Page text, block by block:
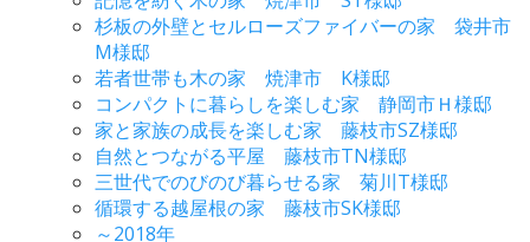
杉板の外壁とセルローズファイバーの家 袋井市
M様邸
若者世帯も木の家 焼津市 K様邸
コンパクトに暮らしを楽しむ家 静岡市Ｈ様邸
家と家族の成長を楽しむ家 藤枝市SZ様邸
自然とつながる平屋 藤枝市TN様邸
三世代でのびのび暮らせる家 菊川T様邸
循環する越屋根の家 藤枝市SK様邸
～2018年